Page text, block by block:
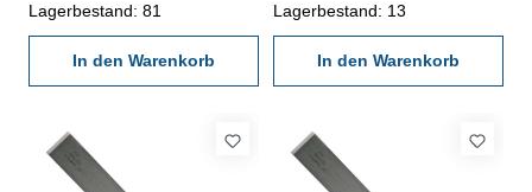
Lagerbestand: 81
In den Warenkorb
Lagerbestand: 13
In den Warenkorb